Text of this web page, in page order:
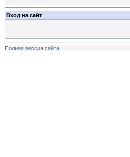
Вход на сайт
Полная версия сайта